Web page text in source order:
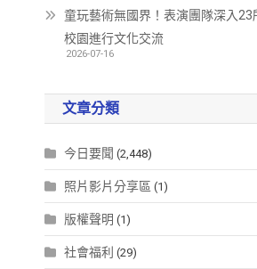
童玩藝術無國界！表演團隊深入23
校園進行文化交流
2026-07-16
文章分類
今日要聞 (2,448)
照片影片分享區 (1)
版權聲明 (1)
社會福利 (29)